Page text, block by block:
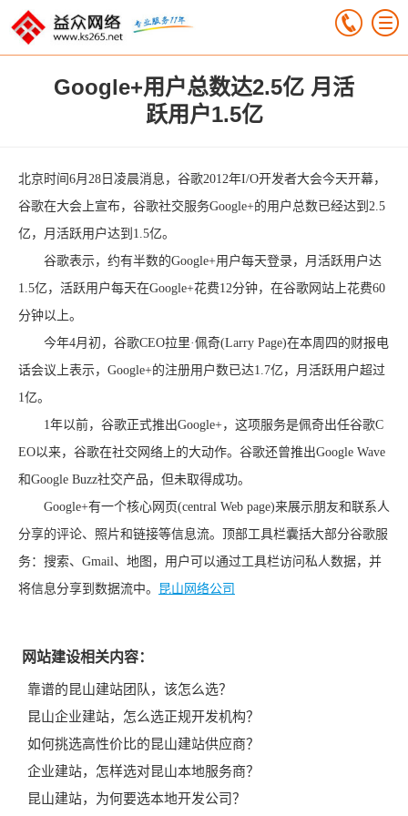
Google+用户总数达2.5亿 月活
跃用户1.5亿
北京时间6月28日凌晨消息，谷歌2012年I/O开发者大会今天开幕，
谷歌在大会上宣布，谷歌社交服务Google+的用户总数已经达到2.5
亿，月活跃用户达到1.5亿。
谷歌表示，约有半数的Google+用户每天登录，月活跃用户达
1.5亿，活跃用户每天在Google+花费12分钟，在谷歌网站上花费60
分钟以上。
今年4月初，谷歌CEO拉里·佩奇(Larry Page)在本周四的财报电
话会议上表示，Google+的注册用户数已达1.7亿，月活跃用户超过
1亿。
1年以前，谷歌正式推出Google+，这项服务是佩奇出任谷歌C
EO以来，谷歌在社交网络上的大动作。谷歌还曾推出Google Wave
和Google Buzz社交产品，但未取得成功。
Google+有一个核心网页(central Web page)来展示朋友和联系人
分享的评论、照片和链接等信息流。顶部工具栏囊括大部分谷歌服
务：搜索、Gmail、地图，用户可以通过工具栏访问私人数据，并
将信息分享到数据流中。
昆山网络公司
网站建设相关内容：
靠谱的昆山建站团队，该怎么选？
昆山企业建站，怎么选正规开发机构？
如何挑选高性价比的昆山建站供应商？
企业建站，怎样选对昆山本地服务商？
昆山建站，为何要选本地开发公司？